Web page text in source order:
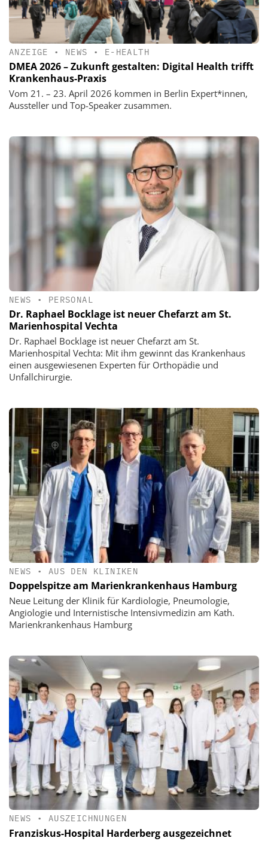
ANZEIGE • NEWS • E-HEALTH
DMEA 2026 – Zukunft gestalten: Digital Health trifft
Krankenhaus-Praxis
Vom 21. – 23. April 2026 kommen in Berlin Expert*innen,
Aussteller und Top-Speaker zusammen.
NEWS • PERSONAL
Dr. Raphael Bocklage ist neuer Chefarzt am St.
Marienhospital Vechta
Dr. Raphael Bocklage ist neuer Chefarzt am St.
Marienhospital Vechta: Mit ihm gewinnt das Krankenhaus
einen ausgewiesenen Experten für Orthopädie und
Unfallchirurgie.
NEWS • AUS DEN KLINIKEN
Doppelspitze am Marienkrankenhaus Hamburg
Neue Leitung der Klinik für Kardiologie, Pneumologie,
Angiologie und Internistische Intensivmedizin am Kath.
Marienkrankenhaus Hamburg
NEWS • AUSZEICHNUNGEN
Franziskus-Hospital Harderberg ausgezeichnet